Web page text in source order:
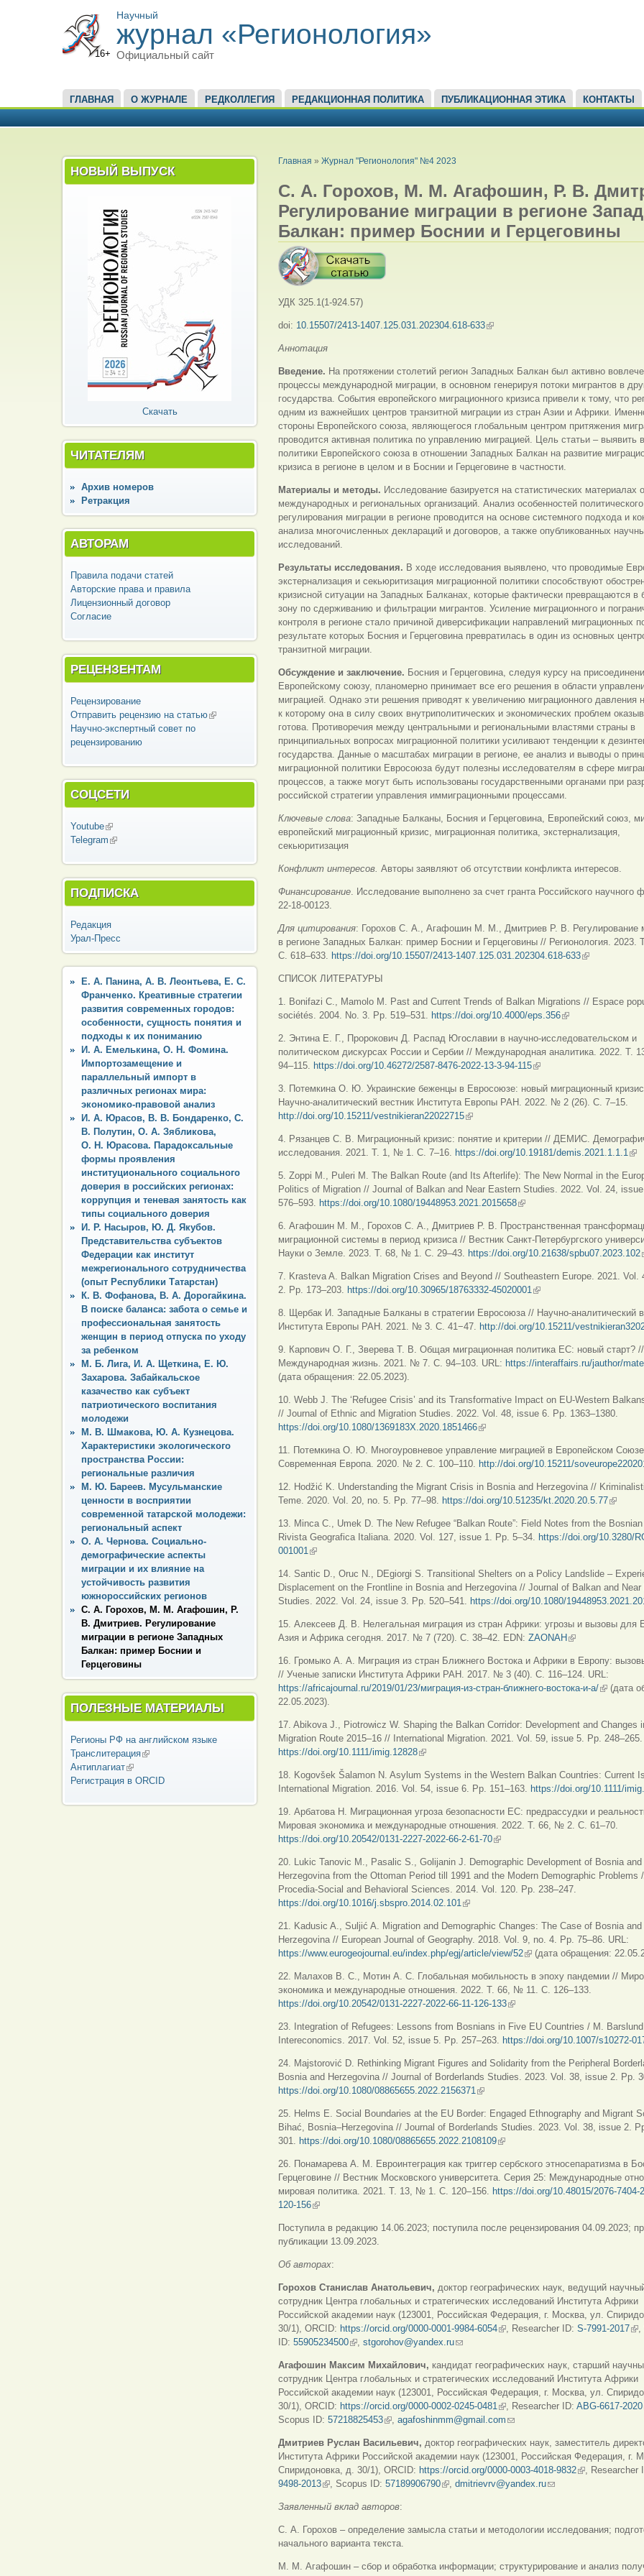
16+
Научный
журнал «Регионология»
Официальный сайт
ГЛАВНОЕ МЕНЮ
ГЛАВНАЯ О ЖУРНАЛЕ РЕДКОЛЛЕГИЯ РЕДАКЦИОННАЯ ПОЛИТИКА ПУБЛИКАЦИОННАЯ ЭТИКА КОНТАКТЫ
НОВЫЙ ВЫПУСК
Скачать
ЧИТАТЕЛЯМ
Архив номеров
Ретракция
АВТОРАМ
Правила подачи статей
Авторские права и правила
Лицензионный договор
Согласие
РЕЦЕНЗЕНТАМ
Рецензирование
Отправить рецензию на статью(внешняя
Научно-экспертный совет по
рецензированию
СОЦСЕТИ
Youtube(внешняя ссылка)
Telegram (внешняя ссылка)
ПОДПИСКА
Редакция
Урал-Пресс
Е. А. Панина, А. В. Леонтьева, E. С.
Франченко. Креативные стратегии
развития современных городов:
особенности, сущность понятия и
подходы к их пониманию
И. А. Емелькина, О. Н. Фомина.
Импортозамещение и
параллельный импорт в
различных регионах мира:
экономико-правовой анализ
И. А. Юрасов, В. В. Бондаренко, С.
В. Полутин, О. А. Зябликова,
О. Н. Юрасова. Парадоксальные
формы проявления
институционального социального
доверия в российских регионах:
коррупция и теневая занятость как
типы социального доверия
И. Р. Насыров, Ю. Д. Якубов.
Представительства субъектов
Федерации как институт
межрегионального сотрудничества
(опыт Республики Татарстан)
К. В. Фофанова, В. А. Дорогайкина.
В поиске баланса: забота о семье и
профессиональная занятость
женщин в период отпуска по уходу
за ребенком
М. Б. Лига, И. А. Щеткина, Е. Ю.
Захарова. Забайкальское
казачество как субъект
патриотического воспитания
молодежи
М. В. Шмакова, Ю. А. Кузнецова.
Характеристики экологического
пространства России:
региональные различия
М. Ю. Бареев. Мусульманские
ценности в восприятии
современной татарской молодежи:
региональный аспект
О. А. Чернова. Социально-
демографические аспекты
миграции и их влияние на
устойчивость развития
южнороссийских регионов
С. А. Горохов, М. М. Агафошин, Р.
В. Дмитриев. Регулирование
миграции в регионе Западных
Балкан: пример Боснии и
Герцеговины
ПОЛЕЗНЫЕ МАТЕРИАЛЫ
Регионы РФ на английском языке
Транслитерация(внешняя ссылка)
Антиплагиат(внешняя ссылка)
Регистрация в ORCID
ВЫ ЗДЕСЬ
Главная » Журнал "Регионология" №4 2023
С. А. Горохов, М. М. Агафошин, Р. В.
Регулирование миграции в регионе
Балкан: пример Боснии и Герцеговины
УДК 325.1(1-924.57)
doi: 10.15507/2413-1407.125.031.202304.618-633(внешняя ссылка)
Аннотация
Введение. На протяжении столетий регион Западных Балкан был активно
процессы международной миграции, в основном генерируя потоки мигрантов в
государства. События европейского миграционного кризиса привели к тому, что
одним из важнейших центров транзитной миграции из стран Азии и Африки.
стороны Европейского союза, являющегося глобальным центром притяжения
проводится активная политика по управлению миграцией. Цель статьи – выявить
политики Европейского союза в отношении Западных Балкан на развитие
кризиса в регионе в целом и в Боснии и Герцеговине в частности.
Материалы и методы. Исследование базируется на статистических материалах
международных и региональных организаций. Анализ особенностей политического
регулирования миграции в регионе проводится на основе системного подхода и
анализа многочисленных деклараций и договоров, а также опубликованных
исследований.
Результаты исследования. В ходе исследования выявлено, что проводимые
экстернализация и секьюритизация миграционной политики способствуют
кризисной ситуации на Западных Балканах, которые фактически превращаются
зону по сдерживанию и фильтрации мигрантов. Усиление миграционного и
контроля в регионе стало причиной диверсификации направлений миграционных
результате которых Босния и Герцеговина превратилась в один из основных
транзитной миграции.
Обсуждение и заключение. Босния и Герцеговина, следуя курсу на
Европейскому союзу, планомерно принимает все его решения в области
миграцией. Однако эти решения приводят к увеличению миграционного давления
к которому она в силу своих внутриполитических и экономических проблем
готова. Противоречия между центральными и региональными властями страны в
принципиальных вопросах миграционной политики усиливают тенденции к
государства. Данные о масштабах миграции в регионе, ее анализ и выводы о
миграционной политики Евросоюза будут полезны исследователям в сфере
процессов, а также могут быть использованы государственными органами при
российской стратегии управления иммиграционными процессами.
Ключевые слова: Западные Балканы, Босния и Герцеговина, Европейский союз,
европейский миграционный кризис, миграционная политика, экстернализация,
секьюритизация
Конфликт интересов. Авторы заявляют об отсутствии конфликта интересов.
Финансирование. Исследование выполнено за счет гранта Российского
22-18-00123.
Для цитирования: Горохов С. А., Агафошин М. М., Дмитриев Р. В. Регулирование
в регионе Западных Балкан: пример Боснии и Герцеговины // Регионология.
С. 618–633. https://doi.org/10.15507/2413-1407.125.031.202304.618-633(внешняя
СПИСОК ЛИТЕРАТУРЫ
1. Bonifazi C., Mamolo M. Past and Current Trends of Balkan Migrations // Espace
sociétés. 2004. No. 3. Pp. 519–531. https://doi.org/10.4000/eps.356(внешняя ссылка)
2. Энтина Е. Г., Пророкович Д. Распад Югославии в научно-исследовательском и
политическом дискурсах России и Сербии // Международная аналитика. 2022. Т.
94–115. https://doi.org/10.46272/2587-8476-2022-13-3-94-115(внешняя ссылка)
3. Потемкина О. Ю. Украинские беженцы в Евросоюзе: новый миграционный
Научно-аналитический вестник Института Европы РАН. 2022. № 2 (26). С. 7–15.
http://doi.org/10.15211/vestnikieran22022715(внешняя ссылка)
4. Рязанцев С. В. Миграционный кризис: понятие и критерии // ДЕМИС.
исследования. 2021. Т. 1, № 1. С. 7–16. https://doi.org/10.19181/demis.2021.1.1.1
5. Zoppi M., Puleri M. The Balkan Route (and Its Afterlife): The New Normal in the
Politics of Migration // Journal of Balkan and Near Eastern Studies. 2022. Vol. 24,
576–593. https://doi.org/10.1080/19448953.2021.2015658(внешняя ссылка)
6. Агафошин М. М., Горохов С. А., Дмитриев Р. В. Пространственная
миграционной системы в период кризиса // Вестник Санкт-Петербургского
Науки о Земле. 2023. Т. 68, № 1. С. 29–43. https://doi.org/10.21638/spbu07.2023.102
7. Krasteva A. Balkan Migration Crises and Beyond // Southeastern Europe. 2021. Vol.
2. Pp. 173–203. https://doi.org/10.30965/18763332-45020001(внешняя ссылка)
8. Щербак И. Западные Балканы в стратегии Евросоюза // Научно-аналитический
Института Европы РАН. 2021. № 3. С. 41−47. http://doi.org/10.15211/
9. Карпович О. Г., Зверева Т. В. Общая миграционная политика ЕС: новый старт? //
Международная жизнь. 2021. № 7. С. 94–103. URL: https://interaffairs.ru/jauthor/
(дата обращения: 22.05.2023).
10. Webb J. The ‘Refugee Crisis’ and its Transformative Impact on EU-Western
// Journal of Ethnic and Migration Studies. 2022. Vol. 48, issue 6. Pp. 1363–1380.
https://doi.org/10.1080/1369183X.2020.1851466(внешняя ссылка)
11. Потемкина О. Ю. Многоуровневое управление миграцией в Европейском
Современная Европа. 2020. № 2. С. 100–110. http://doi.org/10.15211/
12. Hodžić K. Understanding the Migrant Crisis in Bosnia and Herzegovina //
Teme. 2020. Vol. 20, no. 5. Pp. 77–98. https://doi.org/10.51235/kt.2020.20.5.77
13. Minca C., Umek D. The New Refugee “Balkan Route”: Field Notes from the
Rivista Geografica Italiana. 2020. Vol. 127, issue 1. Pp. 5–34. https://doi.org/10.3280/
001001(внешняя ссылка)
14. Santic D., Oruc N., DEgiorgi S. Transitional Shelters on a Policy Landslide –
Displacement on the Frontline in Bosnia and Herzegovina // Journal of Balkan and Near
Studies. 2022. Vol. 24, issue 3. Pp. 520–541. https://doi.org/10.1080/
15. Алексеев Д. В. Нелегальная миграция из стран Африки: угрозы и вызовы для
Азия и Африка сегодня. 2017. № 7 (720). С. 38–42. EDN: ZAONAH (внешняя ссылка)
16. Громыко А. А. Миграция из стран Ближнего Востока и Африки в Европу:
// Ученые записки Института Африки РАН. 2017. № 3 (40). С. 116–124. URL:
https://africajournal.ru/2019/01/23/миграция-из-стран-ближнего-востока-и-а/(внешняя
(дата
22.05.2023).
17. Abikova J., Piotrowicz W. Shaping the Balkan Corridor: Development and Changes
Migration Route 2015–16 // International Migration. 2021. Vol. 59, issue 5. Pp. 248–265.
https://doi.org/10.1111/imig.12828(внешняя ссылка)
18. Kogovšek Šalamon N. Asylum Systems in the Western Balkan Countries: Current
International Migration. 2016. Vol. 54, issue 6. Pp. 151–163. https://doi.org/10.1111/
19. Арбатова Н. Миграционная угроза безопасности ЕС: предрассудки и
Мировая экономика и международные отношения. 2022. Т. 66, № 2. С. 61–70.
https://doi.org/10.20542/0131-2227-2022-66-2-61-70(внешняя ссылка)
20. Lukic Tanovic M., Pasalic S., Golijanin J. Demographic Development of Bosnia and
Herzegovina from the Ottoman Period till 1991 and the Modern Demographic Problems
Procedia-Social and Behavioral Sciences. 2014. Vol. 120. Pp. 238–247.
https://doi.org/10.1016/j.sbspro.2014.02.101(внешняя ссылка)
21. Kadusic A., Suljić A. Migration and Demographic Changes: The Case of Bosnia and
Herzegovina // European Journal of Geography. 2018. Vol. 9, no. 4. Pp. 75–86. URL:
https://www.eurogeojournal.eu/index.php/egj/article/view/52(внешняя ссылка)
(дата обращения:
22. Малахов В. С., Мотин А. С. Глобальная мобильность в эпоху пандемии //
экономика и международные отношения. 2022. Т. 66, № 11. C. 126–133.
https://doi.org/10.20542/0131-2227-2022-66-11-126-133(внешняя ссылка)
23. Integration of Refugees: Lessons from Bosnians in Five EU Countries / M.
Intereconomics. 2017. Vol. 52, issue 5. Pp. 257–263. https://doi.org/10.1007/s10272-
24. Majstorović D. Rethinking Migrant Figures and Solidarity from the Peripheral
Bosnia and Herzegovina // Journal of Borderlands Studies. 2023. Vol. 38, issue 2. Pp.
https://doi.org/10.1080/08865655.2022.2156371(внешняя ссылка)
25. Helms E. Social Boundaries at the EU Border: Engaged Ethnography and Migrant
Bihać, Bosnia–Herzegovina // Journal of Borderlands Studies. 2023. Vol. 38, issue 2.
301. https://doi.org/10.1080/08865655.2022.2108109(внешняя ссылка)
26. Понамарева А. М. Евроинтеграция как триггер сербского этносепаратизма в
Герцеговине // Вестник Московского университета. Серия 25: Международные
мировая политика. 2021. Т. 13, № 1. С. 120–156. https://doi.org/10.48015/2076-7404-
120-156(внешняя ссылка)
Поступила в редакцию 14.06.2023; поступила после рецензирования 04.09.2023;
публикации 13.09.2023.
Об авторах:
Горохов Станислав Анатольевич, доктор географических наук, ведущий
сотрудник Центра глобальных и стратегических исследований Института Африки
Российской академии наук (123001, Российская Федерация, г. Москва, ул.
30/1), ORCID: https://orcid.org/0000-0001-9984-6054(внешняя ссылка)
, Researcher ID: S-7991-2017
,
ID: 55905234500(внешняя ссылка)
, stgorohov@yandex.ru(ссылка для отправки email)
Агафошин Максим Михайлович, кандидат географических наук, старший
сотрудник Центра глобальных и стратегических исследований Института Африки
Российской академии наук (123001, Российская Федерация, г. Москва, ул.
30/1), ORCID: https://orcid.org/0000-0002-0245-0481(внешняя ссылка)
, Researcher ID: ABG-6617-2020
Scopus ID: 57218825453(внешняя ссылка)
, agafoshinmm@gmail.com (ссылка для отправки email)
Дмитриев Руслан Васильевич, доктор географических наук, заместитель
Института Африки Российской академии наук (123001, Российская Федерация, г.
Спиридоновка, д. 30/1), ORCID: https://orcid.org/0000-0003-4018-9832(внешняя
, Researcher
9498-2013(внешняя ссылка)
, Scopus ID: 57189906790(внешняя ссылка)
, dmitrievrv@yandex.ru(ссылка для отправки
Заявленный вклад авторов:
С. А. Горохов – определение замысла статьи и методологии исследования;
начального варианта текста.
М. М. Агафошин – сбор и обработка информации; структурирование и анализ